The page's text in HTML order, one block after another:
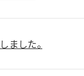
した。